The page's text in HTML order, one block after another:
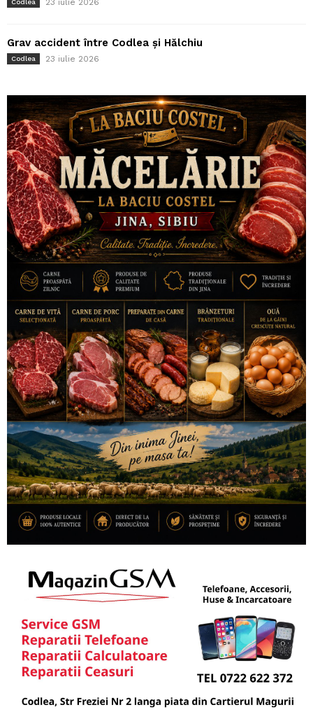
Codlea 23 iulie 2026
Grav accident între Codlea și Hălchiu
Codlea 23 iulie 2026